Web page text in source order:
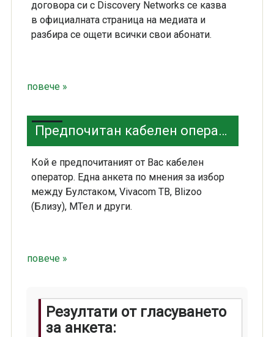
договора си с Discovery Networks се казва
в официалната страница на медиата и
разбира се ощети всички свои абонати.
повече »
Предпочитан кабелен оператор
Кой е предпочитаният от Вас кабелен
оператор. Една анкета по мнения за избор
между Булстаком, Vivacom ТВ, Blizoo
(Близу), МТел и други.
повече »
Резултати от гласуването
за анкета: